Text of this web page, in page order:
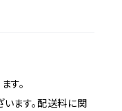
す。
ます。配送料に関